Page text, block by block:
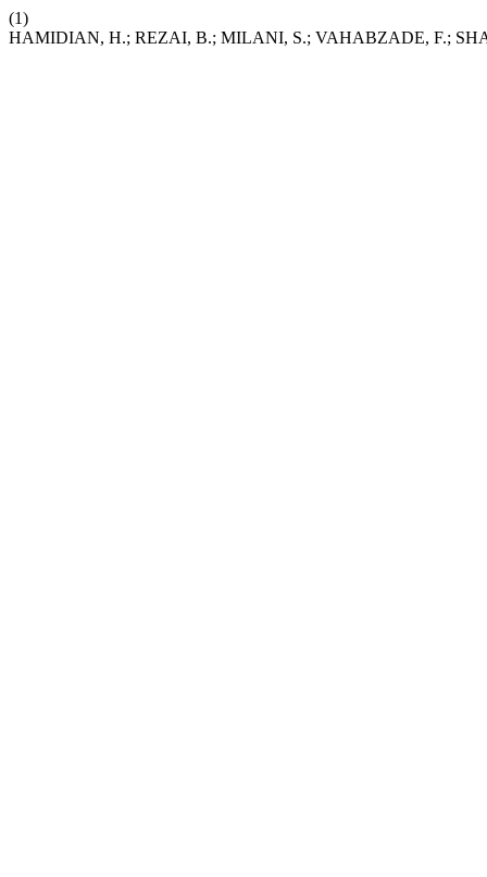
(1)
HAMIDIAN, H.; REZAI, B.; MILANI, S.; VAHABZADE, F.;